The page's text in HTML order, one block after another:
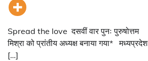
Spread the love दसवीं वार पुनः पुरुषोत्तम
मिश्रा को प्रांतीय अध्यक्ष बनाया गया* मध्यप्रदेश
[…]